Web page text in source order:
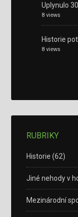
Uplynulo
8 views
Historie
8 views
RUBRIKY
Historie (62)
Jiné nehody v
Mezinárodní